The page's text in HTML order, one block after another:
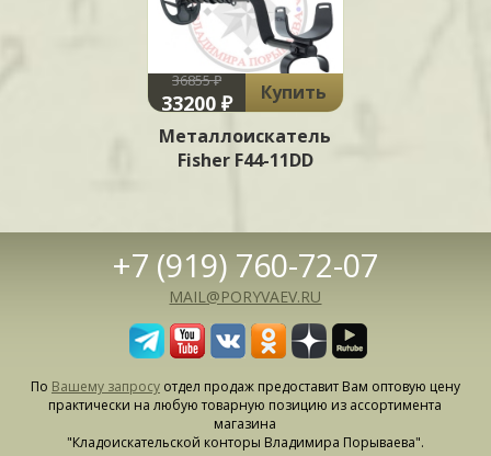
36855 ₽
33200 ₽
Купить
Металлоискатель
Fisher F44-11DD
+7 (919) 760-72-07
MAIL@PORYVAEV.RU
По Вашему запросуотдел продаж предоставит Вам оптовую цену
практически на любую товарную позицию из ассортимента
магазина
"Кладоискательской конторы Владимира Порываева".